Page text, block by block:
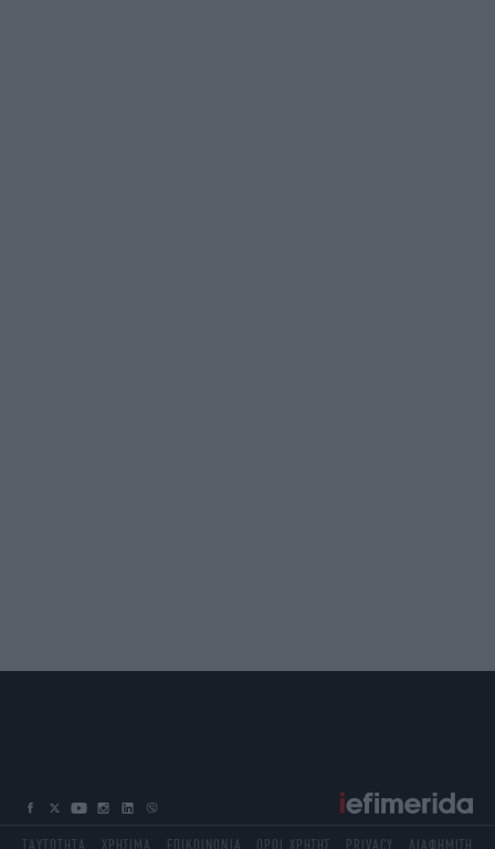
ΤΑΥΤΟΤΗΤΑ ΧΡΗΣΙΜΑ ΕΠΙΚΟΙΝΩΝΙΑ ΟΡΟΙ ΧΡΗΣΗΣ PRIVACY ΔΙΑΦΗΜΙΣΗ